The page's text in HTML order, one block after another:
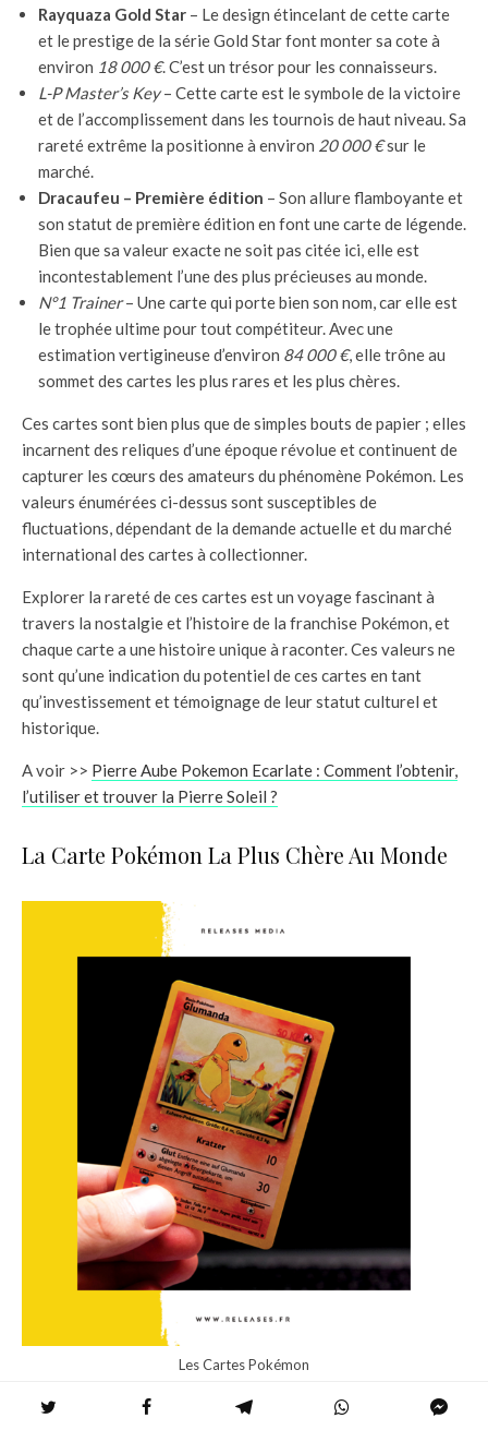
Rayquaza Gold Star – Le design étincelant de cette carte
et le prestige de la série Gold Star font monter sa cote à
environ 18 000 €. C’est un trésor pour les connaisseurs.
L-P Master’s Key– Cette carte est le symbole de la victoire
et de l’accomplissement dans les tournois de haut niveau. Sa
rareté extrême la positionne à environ 20 000 €sur le
marché.
Dracaufeu – Première édition – Son allure flamboyante et
son statut de première édition en font une carte de légende.
Bien que sa valeur exacte ne soit pas citée ici, elle est
incontestablement l’une des plus précieuses au monde.
N°1 Trainer– Une carte qui porte bien son nom, car elle est
le trophée ultime pour tout compétiteur. Avec une
estimation vertigineuse d’environ 84 000 €, elle trône au
sommet des cartes les plus rares et les plus chères.
Ces cartes sont bien plus que de simples bouts de papier ; elles
incarnent des reliques d’une époque révolue et continuent de
capturer les cœurs des amateurs du phénomène Pokémon. Les
valeurs énumérées ci-dessus sont susceptibles de
fluctuations, dépendant de la demande actuelle et du marché
international des cartes à collectionner.
Explorer la rareté de ces cartes est un voyage fascinant à
travers la nostalgie et l’histoire de la franchise Pokémon, et
chaque carte a une histoire unique à raconter. Ces valeurs ne
sont qu’une indication du potentiel de ces cartes en tant
qu’investissement et témoignage de leur statut culturel et
historique.
A voir >> Pierre Aube Pokemon Ecarlate : Comment l’obtenir,
l’utiliser et trouver la Pierre Soleil ?
La Carte Pokémon La Plus Chère Au Monde
Les Cartes Pokémon
Le monde des cartes Pokémon est parsemé de trésors hors du